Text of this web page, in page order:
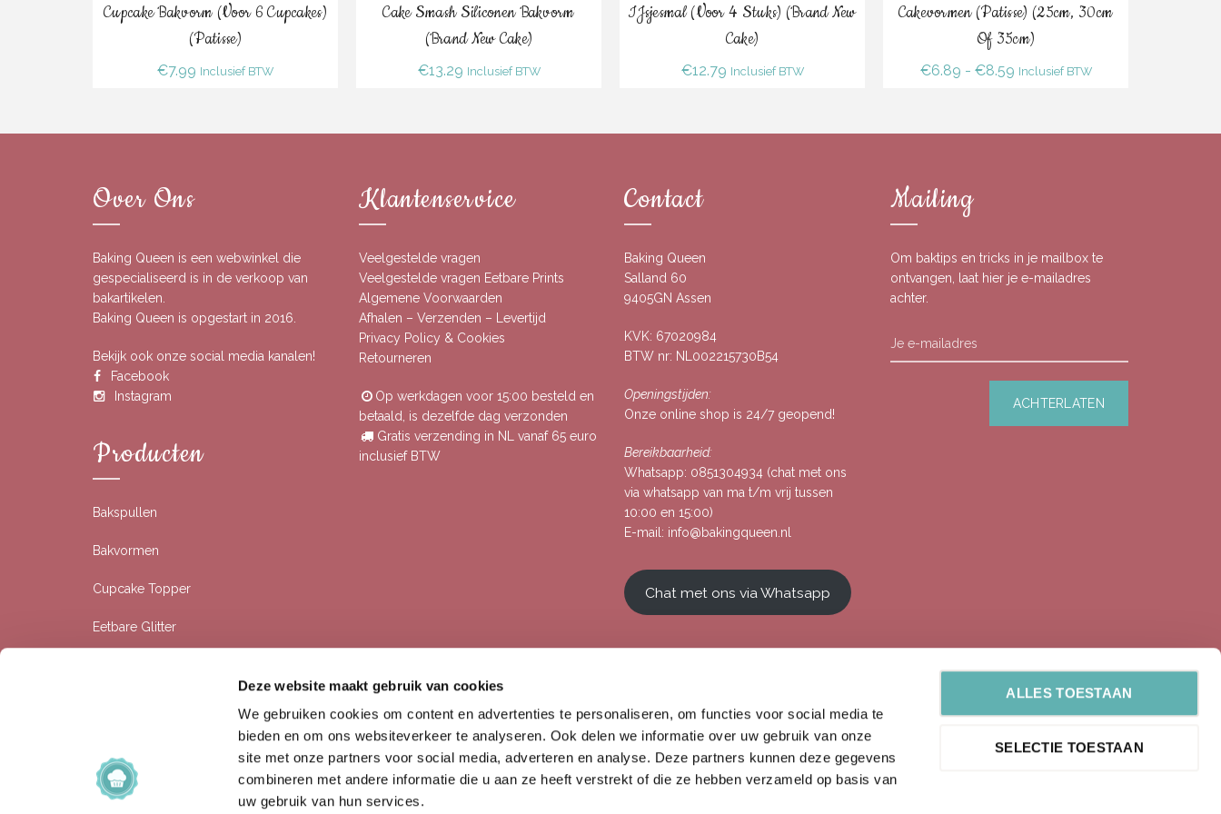
Deze website maakt gebruik van cookies
We gebruiken cookies om content en advertenties te personaliseren, om functies voor social media te
bieden en om ons websiteverkeer te analyseren. Ook delen we informatie over uw gebruik van onze
site met onze partners voor social media, adverteren en analyse. Deze partners kunnen deze gegevens
combineren met andere informatie die u aan ze heeft verstrekt of die ze hebben verzameld op basis van
uw gebruik van hun services.
ALLES TOESTAAN
SELECTIE TOESTAAN
Bestel
Cupcake Bakvorm (voor 6 Cupcakes)
(Patisse)
€7.99 Inclusief BTW
Bestel
Cake Smash Siliconen Bakvorm
(Brand New Cake)
€13.29 Inclusief BTW
Bestel
IJsjesmal (voor 4 Stuks) (Brand New
Cake)
€12.79 Inclusief BTW
Optie Selecteren
Cakevormen (Patisse) (25cm, 30cm
Of 35cm)
€6.89 - €8.59Prijsklasse:
€8.59
Inclusief BTW
Over Ons
Baking Queen is een webwinkel die
gespecialiseerd is in de verkoop van
bakartikelen.
Baking Queen is opgestart in 2016.
Bekijk ook onze social media kanalen!
Facebook
Instagram
Producten
Bakspullen
Bakvormen
Cupcake Topper
Eetbare Glitter
Sprinkles
Klantenservice
Veelgestelde vragen
Veelgestelde vragen Eetbare Prints
Algemene Voorwaarden
Afhalen – Verzenden – Levertijd
Privacy Policy & Cookies
Retourneren
Op werkdagen voor 15:00 besteld en
betaald, is dezelfde dag verzonden
Gratis verzending in NL vanaf 65 euro
inclusief BTW
Contact
Baking Queen
Salland 60
9405GN Assen
KVK: 67020984
BTW nr: NL002215730B54
Openingstijden:
Onze online shop is 24/7 geopend!
Bereikbaarheid:
Whatsapp: 0851304934 (chat met ons
via whatsapp van ma t/m vrij tussen
10:00 en 15:00)
E-mail: info@bakingqueen.nl
Chat met ons via Whatsapp
Mailing
Om baktips en tricks in je mailbox te
ontvangen, laat hier je e-mailadres
achter.